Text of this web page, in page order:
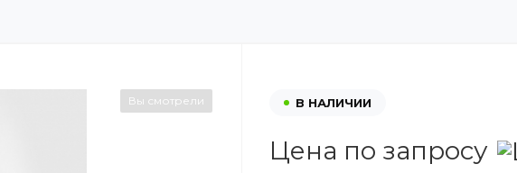
В НАЛИЧИИ
Цена по запросу
Вы смотрели